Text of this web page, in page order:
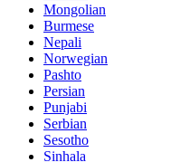
Mongolian
Burmese
Nepali
Norwegian
Pashto
Persian
Punjabi
Serbian
Sesotho
Sinhala